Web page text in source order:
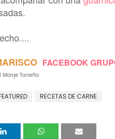
FACEBOOK
Monje Torreño
RECETAS DE CARNE